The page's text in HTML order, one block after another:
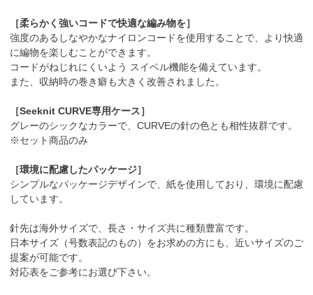
［柔らかく強いコードで快適な編み物を］
強度のあるしなやかなナイロンコードを使用することで、より快適
に編物を楽しむことができます。
コードがねじれにくいよう スイベル機能を備えています。
また、収納時の巻き癖も大きく改善されました。
［Seeknit CURVE専用ケース］
グレーのシックなカラーで、CURVEの針の色とも相性抜群です。
※セット商品のみ
［環境に配慮したパッケージ］
シンプルなパッケージデザインで、紙を使用しており、環境に配慮
しています。
針先は海外サイズで、長さ・サイズ共に種類豊富です。
日本サイズ（号数表記のもの）をお求めの方にも、近いサイズのご
提案が可能です。
対応表をご参考にお選び下さい。